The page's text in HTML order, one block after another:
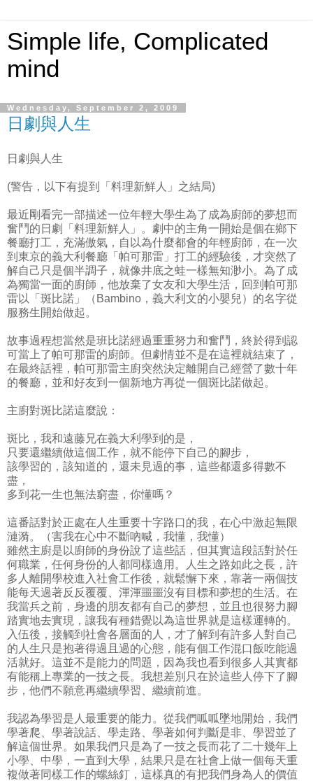
Simple life, Complicated
mind
Wednesday, September 2, 2009
日劇與人生
日劇與人生
(警告，以下有提到「料理新鮮人」之結局)
最近剛看完一部描述一位年輕大學生為了成為廚師的夢想而
奮鬥的日劇「料理新鮮人」。劇中的主角一開始是個在鄉下
餐廳打工，充滿傲氣，自以為什麼都會的年輕廚師，在一次
到東京的義大利餐廳「帕可那雷」打工的經驗後，才突然了
解自己只是個半調子，就像井底之蛙一樣無知渺小。為了成
為獨當一面的廚師，他放棄了女友和大學生活，回到帕可那
雷以「斑比諾」（Bambino，義大利文的小嬰兒）的名字從
服務生開始做起。
故事過程想當然是班比諾經過重重努力和奮鬥，終於得到認
可當上了帕可那雷的廚師。但劇情並不是在這裡就結束了，
在最終話裡，帕可那雷主廚突然決定離開自己經營了數十年
的餐廳，並和好友到一個新地方再從一個斑比諾做起。
主廚對斑比諾這麼說：
斑比，我和遠藤兄在義大利學到的是，
只要還繼續做這個工作，就不能停下自己的腳步，
該學習的，該知道的，還未見過的事，這些都還多得數不
盡，
多到花一生也無法窮盡，你懂嗎？
這番話對於正處在人生重要十字路口的我，在心中激起無限
漣漪。（害我在心中不斷吶喊，我懂，我懂）
雖然主廚是以廚師的身份說了這些話，但其實這段話對於任
何職業，任何身份的人都同樣適用。人生之路如此之長，許
多人離開學校進入社會工作後，就鬆懈下來，靠著一兩個技
能每天過著反反覆覆、渾渾噩噩沒有目標和夢想的生活。在
我當兵之前，身邊的朋友都有自己的夢想，並且也很努力腳
踏實地去實現，讓我有種錯覺以為這世界就是這樣運轉的。
入伍後，接觸到社會各層面的人，才了解到有許多人對自己
的人生只是抱著得過且過的心態，能有個工作混口飯吃能過
活就好。這並不是能力的問題，因為我也看到很多人其實都
有能稱上專業的一技之長。我想差別只在於這些人停下了腳
步，他們不願意再繼續學習、繼續前進。
我認為學習是人最重要的能力。從我們呱呱墜地開始，我們
學著爬、學著說話、學走路、學著如何判斷是非、學習並了
解這個世界。如果我們只是為了一技之長而花了二十幾年上
小學、中學，一直到大學，結果只是在社會上做一個每天重
複做著同樣工作的螺絲釘，這樣真的有把我們身為人的價值